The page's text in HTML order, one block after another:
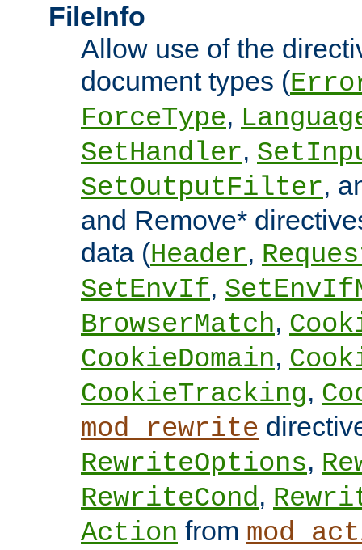
FileInfo
Allow use of the
document types (
ForceType,
SetHandler,
SetOutputFilter,
and Remove*
data (Header,
SetEnvIf,
BrowserMatch,
CookieDomain,
CookieTracking,
mod_rewrite
RewriteOptions,
RewriteCond,
Action from